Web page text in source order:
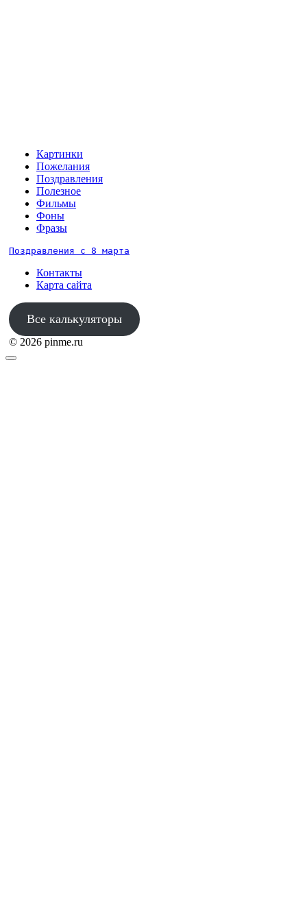
Картинки
Пожелания
Поздравления
Полезное
Фильмы
Фоны
Фразы
Поздравления с 8 марта
Контакты
Карта сайта
Все калькуляторы
© 2026 pinme.ru